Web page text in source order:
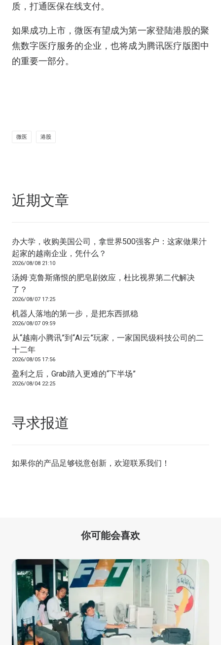
质，打通医保在线支付。
如果成功上市，微医有望成为第一家登陆港股的聚
焦数字医疗服务的企业，也将成为腾讯医疗版图中
的重要一部分。
微医 港股
近期文章
办大学，收购美国公司，拿世界500强客户：这家做果汁
起家的越南企业，凭什么？
2026/08/08 21:10
汤姆·克鲁斯痛恨的肥皂剧效应，杜比视界第二代解决
了？
2026/08/07 17:25
机器人落地的第一步，是把东西抓稳
2026/08/07 09:59
从“越南小腾讯”到“AI云”玩家，一家国民级科技公司的二
十二年
2026/08/05 17:56
盈利之后，Grab踏入更难的“下半场”
2026/08/04 22:25
寻求报道
如果你的产品足够锐意创新，欢迎联系我们 ！
你可能会喜欢